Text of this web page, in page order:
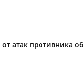
атак противника